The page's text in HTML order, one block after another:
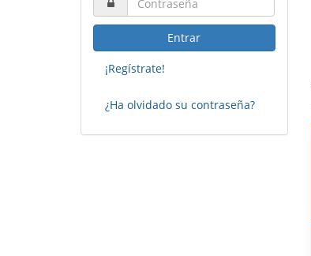
Entrar
¡Regístrate!
¿Ha olvidado su contraseña?